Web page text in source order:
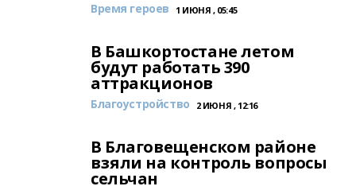
Время героев 1 ИЮНЯ , 05:45
В Башкортостане летом
будут работать 390
аттракционов
Благоустройство 2 ИЮНЯ , 12:16
В Благовещенском районе
взяли на контроль вопросы
сельчан